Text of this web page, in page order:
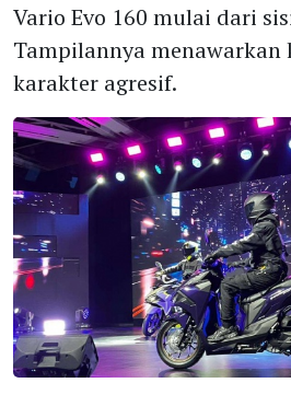
Vario Evo 160 mulai dari
Tampilannya menawarkan
karakter agresif.